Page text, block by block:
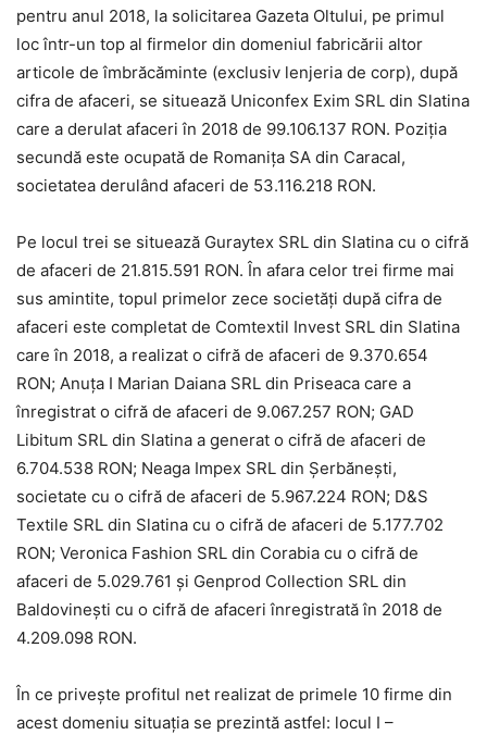
pentru anul 2018, la solicitarea Gazeta Oltului, pe primul
loc într-un top al firmelor din domeniul fabricării altor
articole de îmbrăcăminte (exclusiv lenjeria de corp), după
cifra de afaceri, se situează Uniconfex Exim SRL din Slatina
care a derulat afaceri în 2018 de 99.106.137 RON. Poziția
secundă este ocupată de Romanița SA din Caracal,
societatea derulând afaceri de 53.116.218 RON.
Pe locul trei se situează Guraytex SRL din Slatina cu o cifră
de afaceri de 21.815.591 RON. În afara celor trei firme mai
sus amintite, topul primelor zece societăți după cifra de
afaceri este completat de Comtextil Invest SRL din Slatina
care în 2018, a realizat o cifră de afaceri de 9.370.654
RON; Anuța I Marian Daiana SRL din Priseaca care a
înregistrat o cifră de afaceri de 9.067.257 RON; GAD
Libitum SRL din Slatina a generat o cifră de afaceri de
6.704.538 RON; Neaga Impex SRL din Șerbănești,
societate cu o cifră de afaceri de 5.967.224 RON; D&S
Textile SRL din Slatina cu o cifră de afaceri de 5.177.702
RON; Veronica Fashion SRL din Corabia cu o cifră de
afaceri de 5.029.761 și Genprod Collection SRL din
Baldovinești cu o cifră de afaceri înregistrată în 2018 de
4.209.098 RON.
În ce privește profitul net realizat de primele 10 firme din
acest domeniu situația se prezintă astfel: locul I –